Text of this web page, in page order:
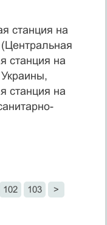
станция на
станция на
станция на
102 103 >